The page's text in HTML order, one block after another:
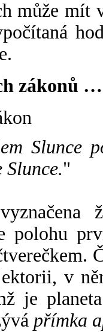
může mít
zákonů …
Slunce
Slunce."
polohu
v
je
přímka